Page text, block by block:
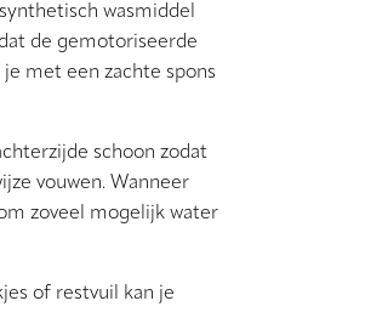
wasmiddel
de gemotoriseerde
met een zachte spons
schoon zodat
vouwen. Wanneer
zoveel mogelijk water
of restvuil kan je